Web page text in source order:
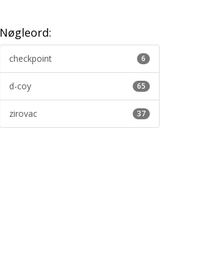
Nøgleord:
6
checkpoint
65
d-coy
37
zirovac